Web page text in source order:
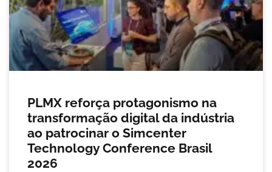
PLMX reforça protagonismo na
transformação digital da indústria
ao patrocinar o Simcenter
Technology Conference Brasil
2026